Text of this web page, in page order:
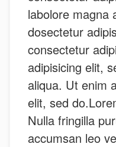
labolore magna
dosectetur
consectetur
adipisicing elit,
aliqua. Ut enim
elit, sed
Nulla fringilla
accumsan leo